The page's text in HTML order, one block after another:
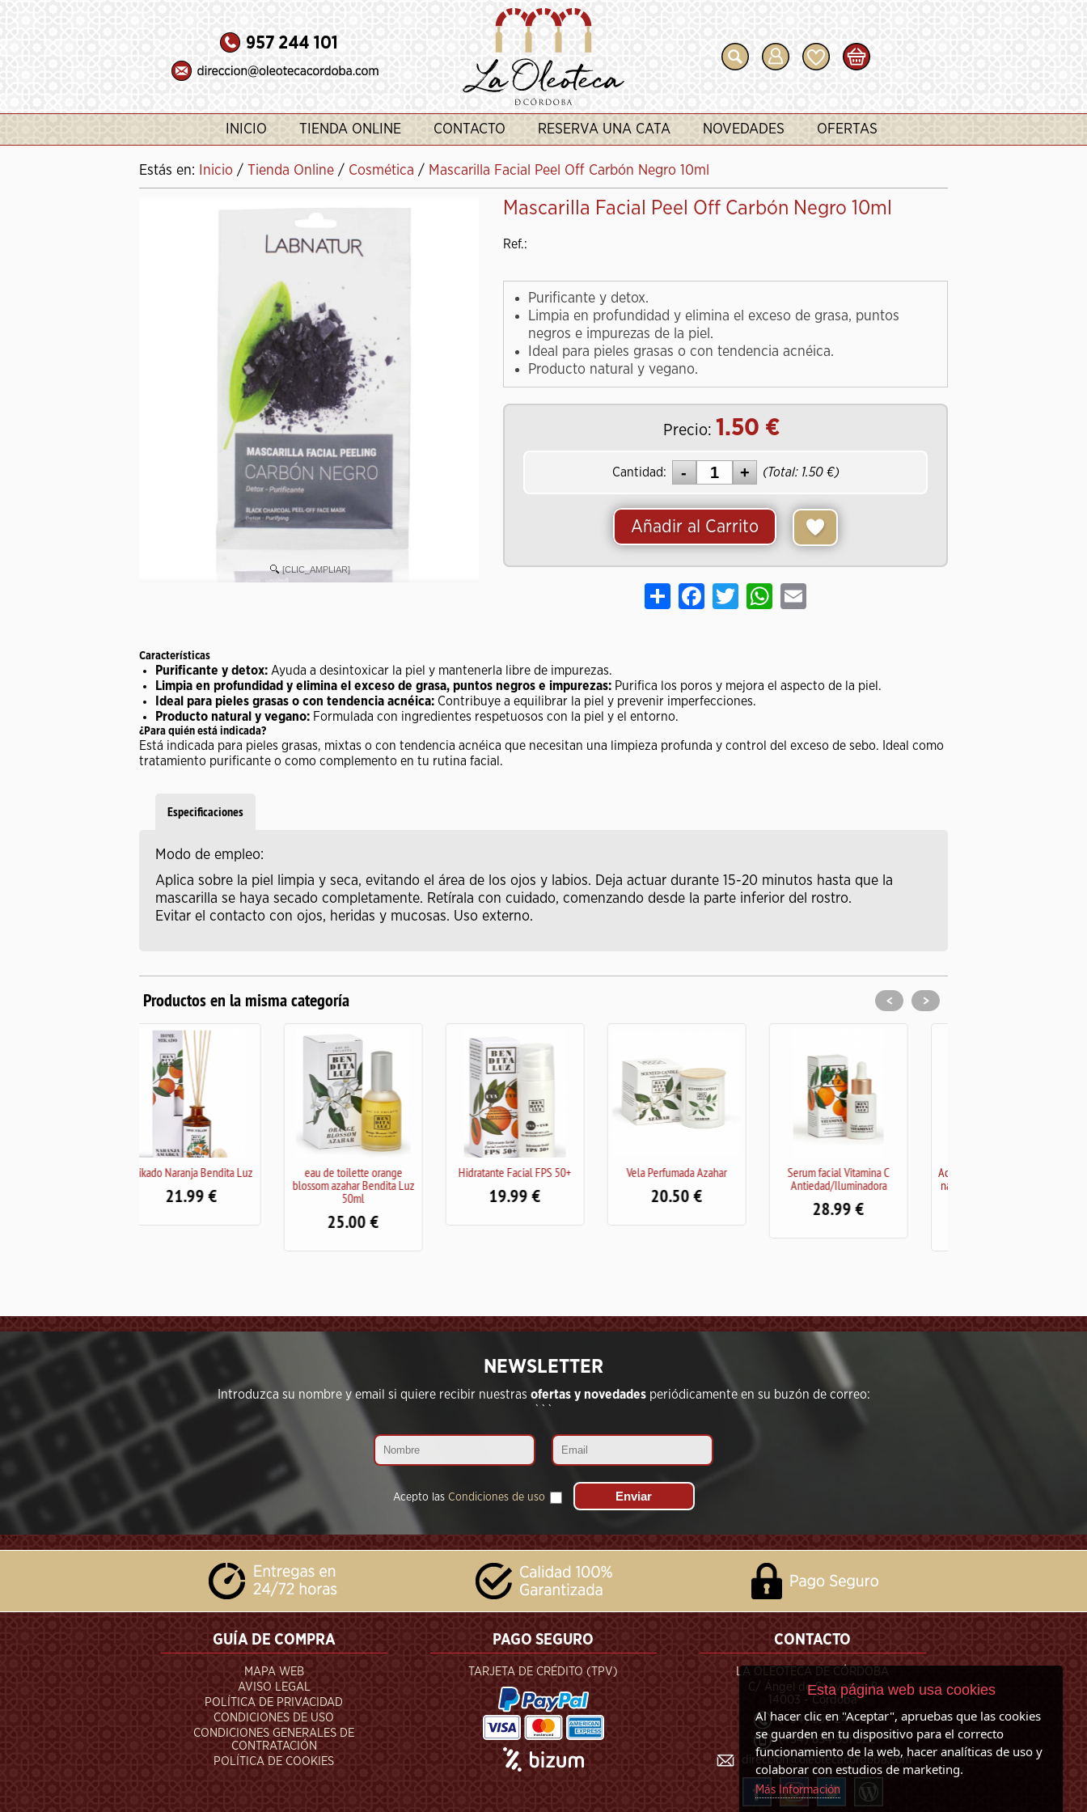
INICIO TIENDA ONLINE CONTACTO RESERVA UNA CATA NOVEDADES OFERTAS
Estás en: Inicio / Tienda Online / Cosmética / Mascarilla Facial Peel Off Carbón Negro 10ml
[CLIC_AMPLIAR]
Mascarilla Facial Peel Off Carbón Negro 10ml
Ref.:
Purificante y detox.
Limpia en profundidad y elimina el exceso de grasa, puntos
negros e impurezas de la piel.
Ideal para pieles grasas o con tendencia acnéica.
Producto natural y vegano.
Precio: 1.50
Cantidad: (Total: 1.50)
Añadir al Carrito
Share Facebook
TwitterWhatsApp
Características
Purificante y detox: Ayuda a desintoxicar la piel y mantenerla libre de impurezas.
Limpia en profundidad y elimina el exceso de grasa, puntos negros e impurezas: Purifica los poros y mejora el aspecto de la piel.
Ideal para pieles grasas o con tendencia acnéica: Contribuye a equilibrar la piel y prevenir imperfecciones.
Producto natural y vegano: Formulada con ingredientes respetuosos con la piel y el entorno.
¿Para quién está indicada?
Está indicada para pieles grasas, mixtas o con tendencia acnéica que necesitan una limpieza profunda y control del exceso de sebo. Ideal como
tratamiento purificante o como complemento en tu rutina facial.
Especificaciones
Modo de empleo:
Aplica sobre la piel limpia y seca, evitando el área de los ojos y labios. Deja actuar durante 15-20 minutos hasta que la
mascarilla se haya secado completamente. Retírala con cuidado, comenzando desde la parte inferior del rostro.
Evitar el contacto con ojos, heridas y mucosas. Uso externo.
Productos en la misma categoría
eau de toilette orange
50ml
25.00
Hidratante Facial FPS 50+
19.99
Vela Perfumada Azahar
20.50
Serum facial Vitamina C
28.99
Aceite relajante e hidratante
naranja amarga Bendita Luz
16.50
< >
```
NEWSLETTER
Introduzca su nombre y email si quiere recibir nuestras ofertas y novedadesperiódicamente en su buzón de correo:
```
Acepto las Condiciones de uso
```
GUÍA DE COMPRA
MAPA WEB
AVISO LEGAL
POLÍTICA DE PRIVACIDAD
CONDICIONES DE USO
CONDICIONES GENERALES DE
CONTRATACIÓN
POLÍTICA DE COOKIES
PAGO SEGURO
TARJETA DE CRÉDITO (TPV)
CONTACTO
LA OLEOTECA DE CÓRDOBA
C/ Ángel de Saavedra, 8
14003 - Córdoba
(+34) 957 244 101
(+34) 634 951 922
direccion@oleotecacordoba.com
Esta página web usa cookies
Al hacer clic en "Aceptar", apruebas que las cookies
se guarden en tu dispositivo para el correcto
funcionamiento de la web, hacer analíticas de uso y
colaborar con estudios de marketing.
Más Información